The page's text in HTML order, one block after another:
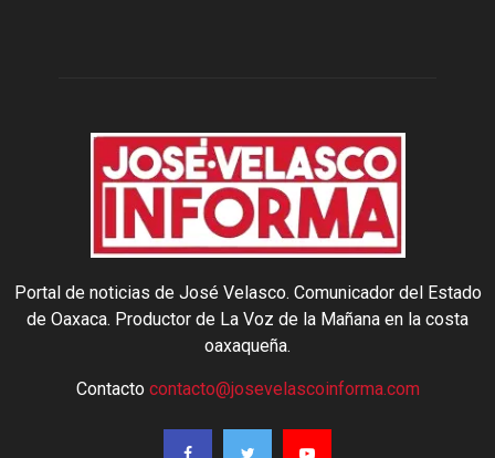
Portal de noticias de José Velasco. Comunicador del Estado
de Oaxaca. Productor de La Voz de la Mañana en la costa
oaxaqueña.
Contacto contacto@josevelascoinforma.com